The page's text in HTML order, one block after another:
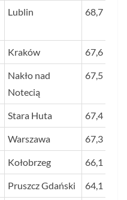
Lublin 68,7
Kraków 67,6
Nakło nad
Notecią
67,5
Stara Huta 67,4
Warszawa 67,3
Kołobrzeg 66,1
Pruszcz Gdański 64,1